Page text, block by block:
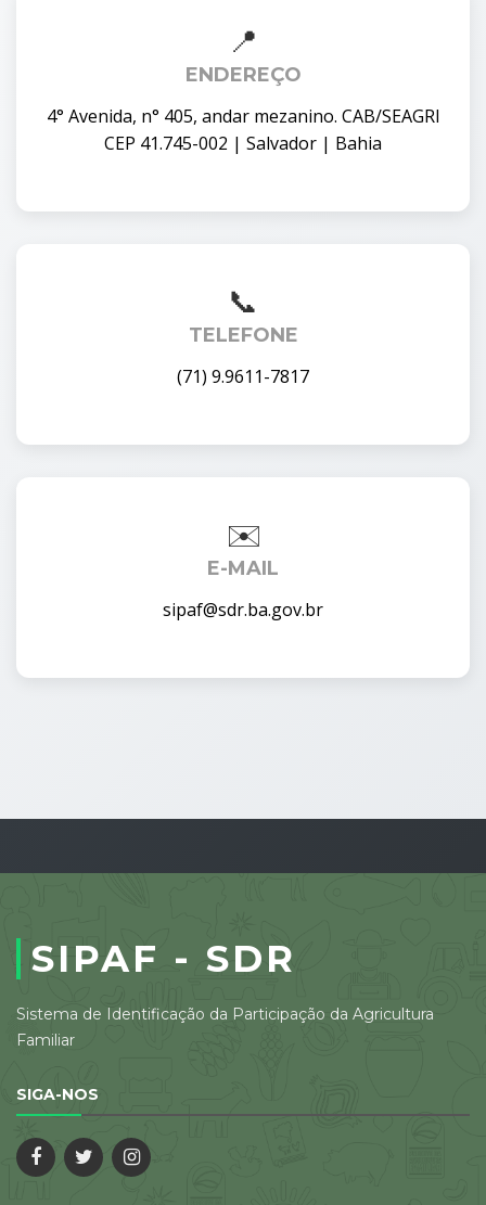
ENDEREÇO
4° Avenida, n° 405, andar mezanino. CAB/SEAGRI
CEP 41.745-002 | Salvador | Bahia
TELEFONE
(71) 9.9611-7817
E-MAIL
sipaf@sdr.ba.gov.br
SIPAF - SDR
Sistema de Identificação da Participação da Agricultura
Familiar
SIGA-NOS